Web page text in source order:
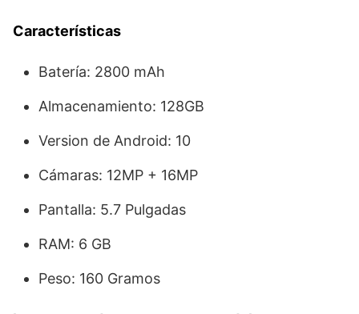
Características
Batería: 2800 mAh
Almacenamiento: 128GB
Version de Android: 10
Cámaras: 12MP + 16MP
Pantalla: 5.7 Pulgadas
RAM: 6 GB
Peso: 160 Gramos